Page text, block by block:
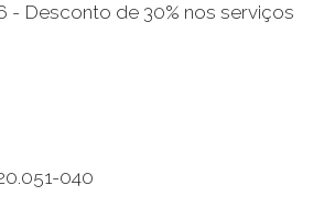
- Desconto de 30% nos serviços
040